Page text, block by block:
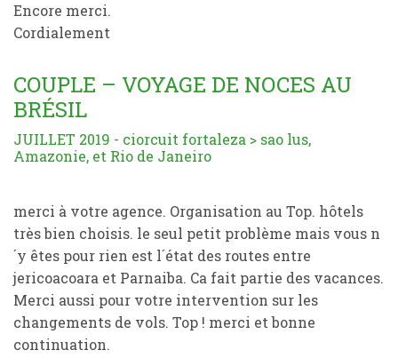
Encore merci.
Cordialement
COUPLE – VOYAGE DE NOCES AU
BRÉSIL
JUILLET 2019 - ciorcuit fortaleza > sao lus,
Amazonie, et Rio de Janeiro
merci à votre agence. Organisation au Top. hôtels
très bien choisis. le seul petit problème mais vous n
´y êtes pour rien est l´état des routes entre
jericoacoara et Parnaiba. Ca fait partie des vacances.
Merci aussi pour votre intervention sur les
changements de vols. Top ! merci et bonne
continuation.